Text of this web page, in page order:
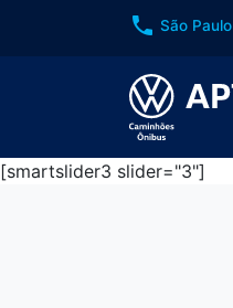
phone São Paulo
[smartslider3 slider="3"]